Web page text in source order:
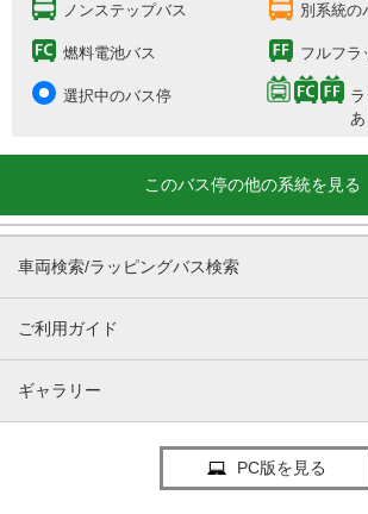
ノンステップバス 別系統の
燃料電池バス フルフラ
選択中のバス停
あ
このバス停の他の系統を見る
車両検索/ラッピングバス検索
ご利用ガイド
ギャラリー
PC版を見る